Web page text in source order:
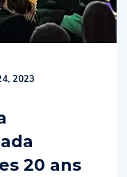
2023
20 ans